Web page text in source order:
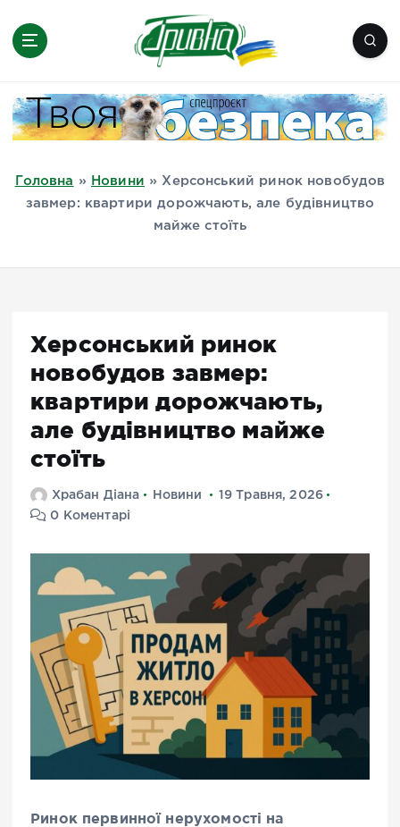
Миколаїв, Одеса, Мелітополь
Головна » Новини » Херсонський ринок новобудов
завмер: квартири дорожчають, але будівництво
майже стоїть
Херсонський ринок
новобудов завмер:
квартири дорожчають,
але будівництво майже
стоїть
Храбан Діана Новини
19 Травня, 2026
0 Коментарі
Ринок первинної нерухомості на